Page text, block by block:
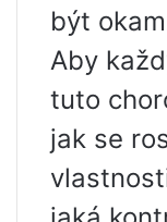
být
Aby
tuto
jak se